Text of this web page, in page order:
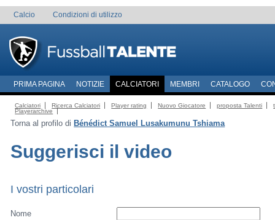
Calcio Condizioni di utilizzo
PRIMA PAGINA NOTIZIE CALCIATORI MEMBRI CATALOGO
Calciatori Ricerca Calciatori Player rating Nuovo Giocatore proposta Talenti
Playerarchive
Torna al profilo di Bénédict Samuel Lusakumunu Tshiama
Suggerisci il video
I vostri particolari
Nome